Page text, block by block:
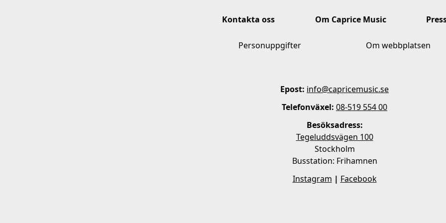
Kontakta oss Om Caprice Music
Personuppgifter Om webbplatsen
Epost: info@capricemusic.se
Telefonväxel: 08-519 554 00
Besöksadress:
Tegeluddsvägen 100
Stockholm
Busstation: Frihamnen
Instagram | Facebook